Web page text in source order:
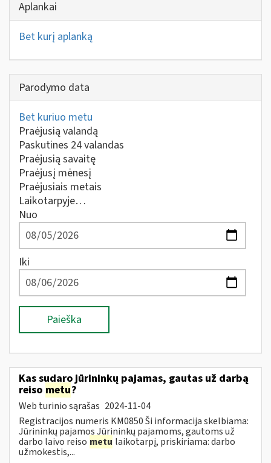
Aplankai
Bet kurį aplanką
Parodymo data
Bet kuriuo metu
Praėjusią valandą
Paskutines 24 valandas
Praėjusią savaitę
Praėjusį mėnesį
Praėjusiais metais
Laikotarpyje…
Nuo
Iki
Paieška
Kas sudaro jūrininkų pajamas, gautas už darbą
reiso metu?
Web turinio sąrašas 2024-11-04
Registracijos numeris KM0850 Ši informacija skelbiama:
Jūrininkų pajamos Jūrininkų pajamoms, gautoms už
darbo laivo reiso metu laikotarpį, priskiriama: darbo
užmokestis,...